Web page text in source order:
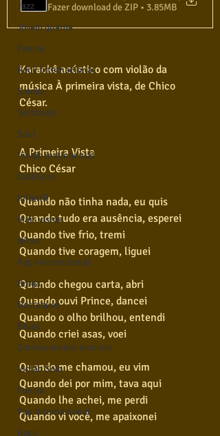
Jazz
Jovem guarda
Poesia
Rock internacional
Samba
Sertanejo
Soul
Violão instumental
Católicas
Infantil
Mais vistos
Hinos
Pop Internacional
Brega
Destaques
Blues
Conhecimento musical
Violão Solo
Poesia
Pop Internacional
Rock
Fazer download de ZIP • 3.85MB
Karaokê acústico com violão da
música À primeira vista, de Chico
César.
A Primeira Vista
Chico César
Quando não tinha nada, eu quis
Quando tudo era ausência, esperei
Quando tive frio, tremi
Quando tive coragem, liguei
Quando chegou carta, abri
Quando ouvi Prince, dancei
Quando o olho brilhou, entendi
Quando criei asas, voei
Quando me chamou, eu vim
Quando dei por mim, tava aqui
Quando lhe achei, me perdi
Quando vi você, me apaixonei